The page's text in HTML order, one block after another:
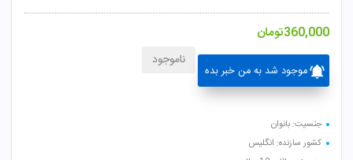
360,000تومان
موجود شد به من خبر بده
ناموجود
جنسیت: بانوان
کشور سازنده: انگلیس